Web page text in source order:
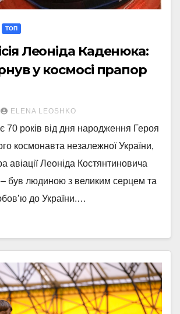
ТОП
Леоніда Каденюка:
у космосі прапор
ELENA LEOSHKO
70 років від дня народження Героя
космонавта незалежної України,
авіації Леоніда Костянтиновича
був людиною з великим серцем та
до України.…